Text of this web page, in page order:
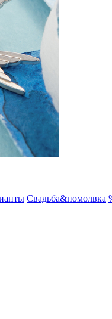
Свадьба&помолвка